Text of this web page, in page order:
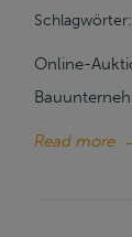
Schlagwörter:
Online-
Read more